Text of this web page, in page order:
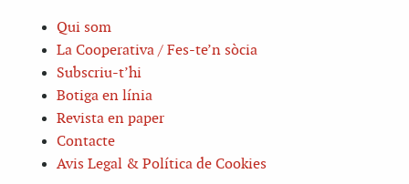
Qui som
La Cooperativa / Fes-te’n sòcia
Subscriu-t’hi
Botiga en línia
Revista en paper
Contacte
Avis Legal & Política de Cookies